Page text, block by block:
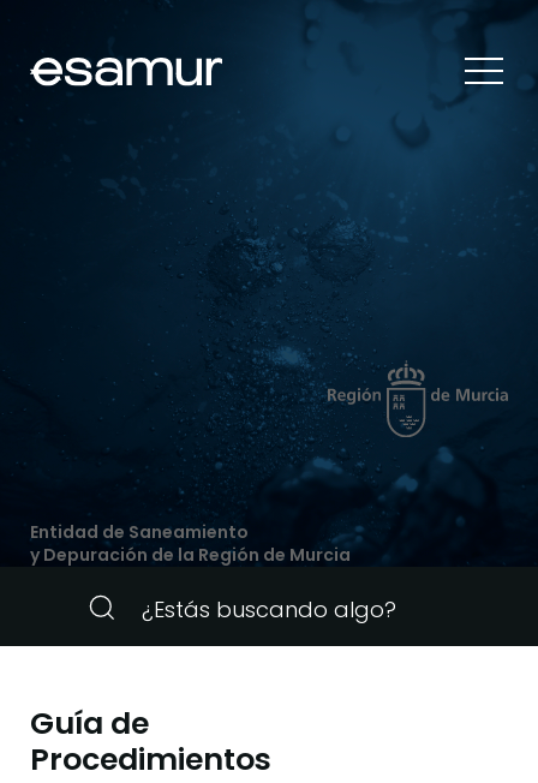
Entidad de Saneamiento
y Depuración de la Región de Murcia
Guía de
Procedimientos